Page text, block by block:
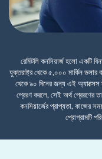
রেমিটলি কনসিয়ার্জ হলো একটি
যুক্তরাষ্ট্র থেকে ৫,০০০ মার্কিন ডলার
থেকে ৯০ দিনের জন্য এই অ্যাক্সেস
প্রেরণ করলে, সেই অর্থ প্রেরণের
কনসিয়ার্জের প্রাপ্যতা, কাজের
প্রোগ্রামটি